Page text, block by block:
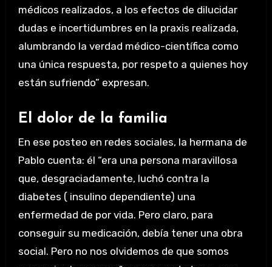
médicos realizados, a los efectos de dilucidar
dudas e incertidumbres en la praxis realizada,
alumbrando la verdad médico-científica como
una única respuesta, por respeto a quienes hoy
están sufriendo” expresan.
El dolor de la familia
En ese posteo en redes sociales, la hermana de
Pablo cuenta: él “era una persona maravillosa
que, desgraciadamente, luchó contra la
diabetes ( insulino dependiente) una
enfermedad de por vida. Pero claro, para
conseguir su medicación, debía tener una obra
social. Pero no nos olvidemos de que somos